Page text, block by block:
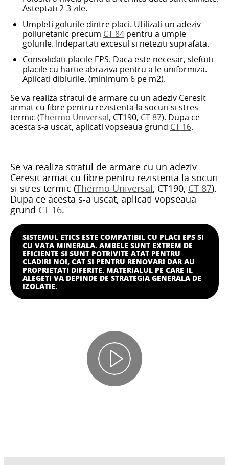
Asteptati 2-3 zile.
Umpleti golurile dintre placi. Utilizati un adeziv
poliuretanic precum CT 84 pentru a umple
golurile. Indepartati excesul si neteziti suprafata.
Consolidati placile EPS. Daca este necesar, slefuiti
placile cu hartie abraziva pentru a le uniformiza.
Aplicati diblurile. (minimum 6 pe m2).
Se va realiza stratul de armare cu un adeziv Ceresit
armat cu fibre pentru rezistenta la socuri si stres
termic (Thermo Universal, CT190, CT 87). Dupa ce
acesta s-a uscat, aplicati vopseaua grund CT 16.
Se va realiza stratul de armare cu un adeziv
Ceresit armat cu fibre pentru rezistenta la socuri
si stres termic (Thermo Universal, CT190, CT 87).
Dupa ce acesta s-a uscat, aplicati vopseaua
grund CT 16.
SISTEMUL ETICS ESTE COMPATIBIL CU PLACI EPS SI
CU VATA MINERALA. AMBELE SUNT EXTREM DE
EFICIENTE SI SUNT POTRIVITE ATAT PENTRU
CLADIRI NOI, CAT SI PENTRU RENOVARI DAR AU
PROPRIETATI DIFERITE. MATERIALUL PE CARE IL
ALEGETI VA DEPINDE DE STRATEGIA GENERALA DE
IZOLATIE.